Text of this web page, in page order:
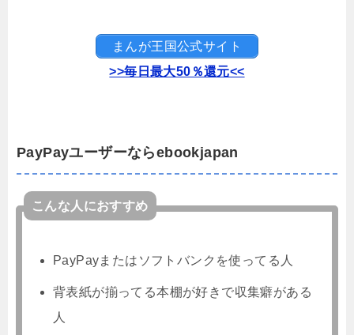
まんが王国公式サイト
>>毎日最大50％還元<<
PayPayユーザーならebookjapan
こんな人におすすめ
PayPayまたはソフトバンクを使ってる人
背表紙が揃ってる本棚が好きで収集癖がある
人